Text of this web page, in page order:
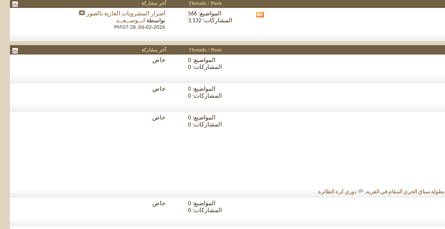
Threads / Posts آخر مشاركة
المواضيع: 566
المشاركات: 3,132
أضرار المشروبات الغازية بالصور
بواسطة ابــوســعــد
06-02-2026,
07:28 PM
Threads / Posts آخر مشاركة
المواضيع: 0
المشاركات: 0
خاص
المواضيع: 0
المشاركات: 0
خاص
بطولة سباق الجري المقام في القريه, دوري كرة الطائرة
المواضيع: 0
المشاركات: 0
خاص
المواضيع: 0
المشاركات: 0
خاص